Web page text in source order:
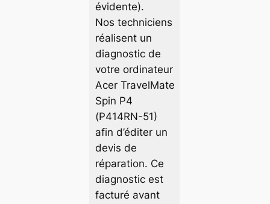
évidente).
Nos techniciens
réalisent un
diagnostic de
votre ordinateur
Acer TravelMate
Spin P4
(P414RN-51)
afin d’éditer un
devis de
réparation. Ce
diagnostic est
facturé avant